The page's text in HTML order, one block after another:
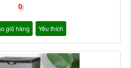
0
giỏ hàng Yêu thích